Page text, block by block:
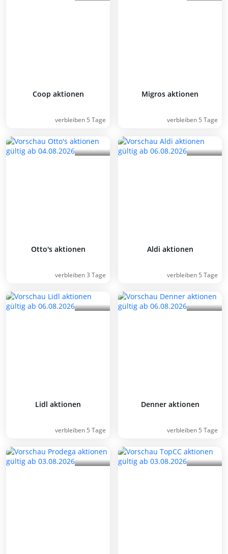
Coop aktionen
verbleiben 5 Tage
Migros aktionen
verbleiben 5 Tage
Otto's aktionen
verbleiben 3 Tage
Aldi aktionen
verbleiben 5 Tage
Lidl aktionen
verbleiben 5 Tage
Denner aktionen
verbleiben 5 Tage